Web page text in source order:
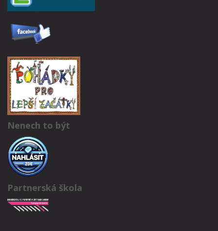
Nenech to být
Partnerská škola